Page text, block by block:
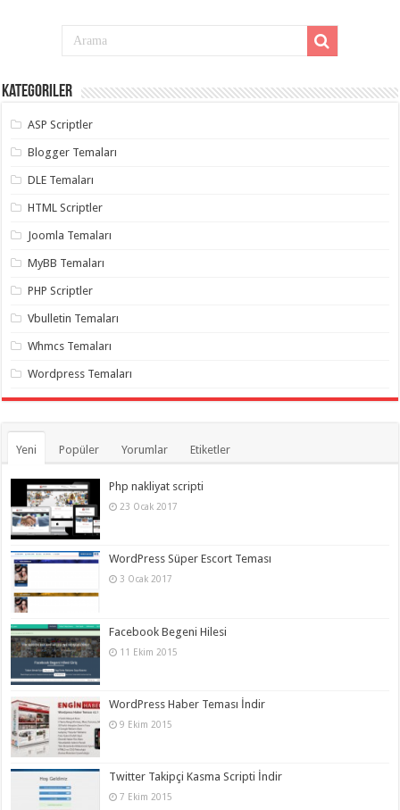
Kategoriler
ASP Scriptler
Blogger Temaları
DLE Temaları
HTML Scriptler
Joomla Temaları
MyBB Temaları
PHP Scriptler
Vbulletin Temaları
Whmcs Temaları
Wordpress Temaları
Yeni Popüler Yorumlar Etiketler
Php nakliyat scripti
23 Ocak 2017
WordPress Süper Escort Teması
3 Ocak 2017
Facebook Begeni Hilesi
11 Ekim 2015
WordPress Haber Teması İndir
9 Ekim 2015
Twitter Takipçi Kasma Scripti İndir
7 Ekim 2015